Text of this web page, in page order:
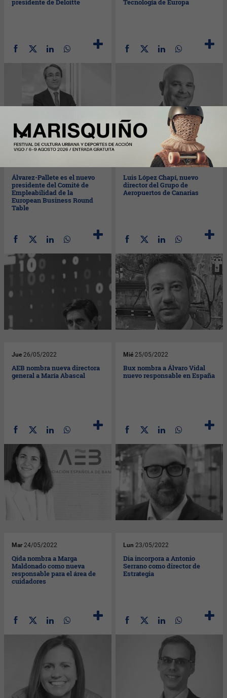
Álvarez-Pallete es el nuevo
presidente del Comité de
Empleabilidad de la
European Business Round
Table
30/05/2022
Luis López Chapí, nuevo
director del Grupo de
Aeropuertos de Canarias
Jue 26/05/2022
AEB nombra nueva directora
general a María Abascal
Mié 25/05/2022
Bux nombra a Álvaro Vidal
nuevo responsable en España
Mar 24/05/2022
Qida nombra a Marga
Maldonado como nueva
responsable para el área de
cuidadores
Lun 23/05/2022
Dia incorpora a Antonio
Serrano como director de
Estrategia